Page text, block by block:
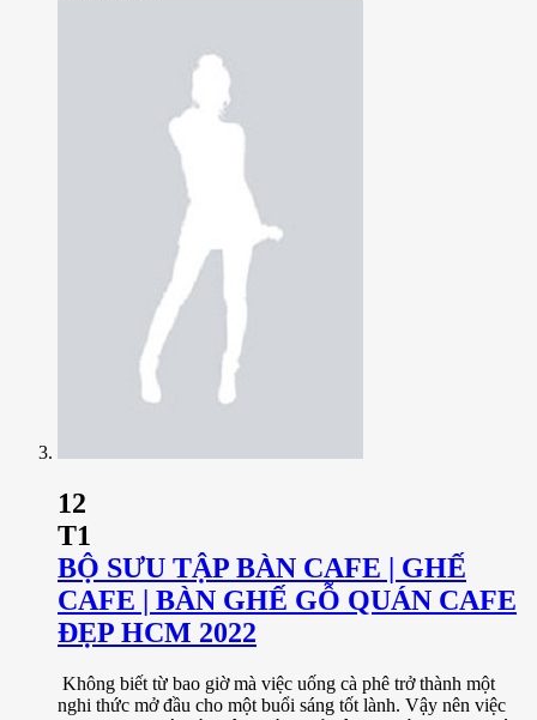
12
T1
BỘ SƯU TẬP BÀN CAFE | GHẾ
CAFE | BÀN GHẾ GỖ QUÁN CAFE
ĐẸP HCM 2022
Không biết từ bao giờ mà việc uống cà phê trở thành một
nghi thức mở đầu cho một buổi sáng tốt lành. Vậy nên việc